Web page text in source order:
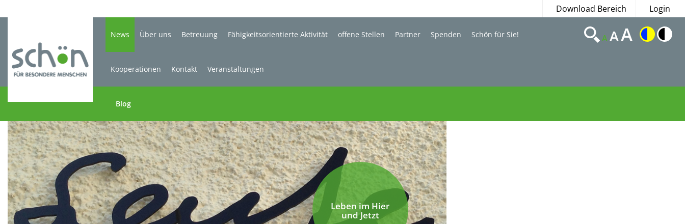
Download Bereich Login
News
Blog
Über uns Betreuung Fähigkeitsorientierte Aktivität offene Stellen Partner Spenden Schön für Sie!
Kooperationen Kontakt Veranstaltungen
AAA
Leben im Hier
und Jetzt